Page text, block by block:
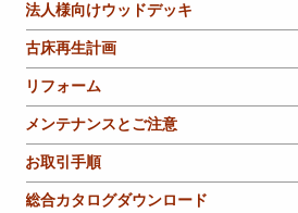
法人様向けウッドデッキ
古床再生計画
リフォーム
メンテナンスとご注意
お取引手順
総合カタログダウンロード